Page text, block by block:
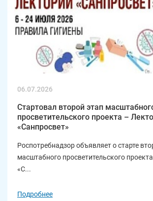
06.07.2026
Стартовал второй этап
просветительского проекта –
«Санпросвет»
Роспотребнадзор объявляет о старте
масштабного просветительского
«С...
Подробнее